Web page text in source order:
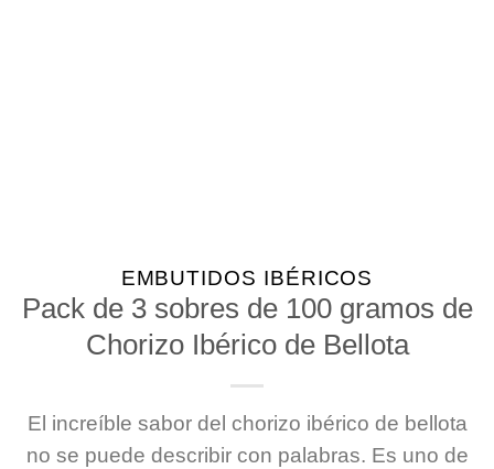
EMBUTIDOS IBÉRICOS
Pack de 3 sobres de 100 gramos de
Chorizo Ibérico de Bellota
El increíble sabor del chorizo ibérico de bellota
no se puede describir con palabras. Es uno de